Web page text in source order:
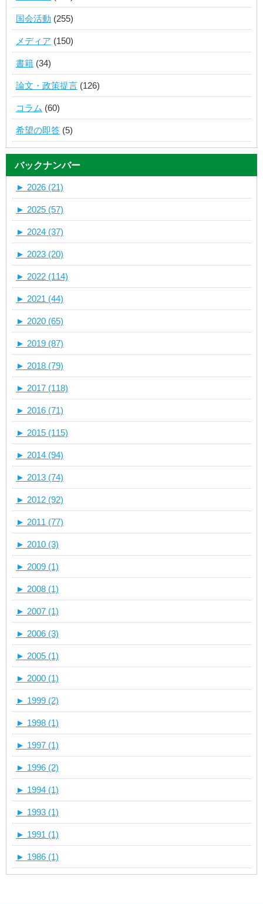
国会活動 (255)
メディア (150)
書籍 (34)
論文・政策提言 (126)
コラム (60)
希望の即答 (5)
バックナンバー
► 2026 (21)
► 2025 (57)
► 2024 (37)
► 2023 (20)
► 2022 (114)
► 2021 (44)
► 2020 (65)
► 2019 (87)
► 2018 (79)
► 2017 (118)
► 2016 (71)
► 2015 (115)
► 2014 (94)
► 2013 (74)
► 2012 (92)
► 2011 (77)
► 2010 (3)
► 2009 (1)
► 2008 (1)
► 2007 (1)
► 2006 (3)
► 2005 (1)
► 2000 (1)
► 1999 (2)
► 1998 (1)
► 1997 (1)
► 1996 (2)
► 1994 (1)
► 1993 (1)
► 1991 (1)
► 1986 (1)